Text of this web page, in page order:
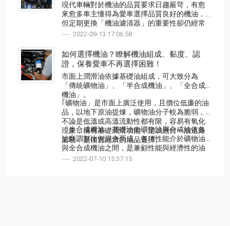
現代車輛對於機油的品質要求日趨嚴苛，有愈
來愈多車主懂得為愛車選擇品質良好的機油，
但定期更換「機油濾清器」的重要性卻仍經常
被忽略！現在就跟著ACDelco一起瞭解「機油濾
油濾清器吧！
2022-09-13 17:06:58
如何選擇機油？瞭解機油組成、黏度、認
證，保養愛車不再選擇困難！
市面上潤滑油依據基礎油組成，可大致分為
「傳統礦物油」、「半合成機油」、「全合成
機油」。
｢礦物油」是市面上廣泛使用，且價位低廉的油
品，以地下原油提煉，礦物油分子較為脆弱，
不論是低溫或高溫流動性都有限，容易有氧化
現象，擁有基礎潤滑功能，足以應付一般道路
駕駛，是便宜經濟的油品選擇。
「半合成機油」基礎油由礦物油與合成油依各
油商調製比例混合而成，各項性能介於礦物油
與全合成機油之間，是兼顧性能與經濟性的油
品選擇。
2022-07-10 15:37:15